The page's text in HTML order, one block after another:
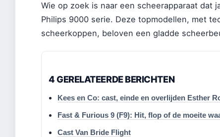
Wie op zoek is naar een scheerapparaat dat
Philips 9000 serie. Deze topmodellen, met
scheerkoppen, beloven een gladde
4 GERELATEERDE BERICHTEN
Kees en Co: cast, einde en overlijden Esther
Fast & Furious 9 (F9): Hit, flop of de moeite
Cast Van Bride Flight